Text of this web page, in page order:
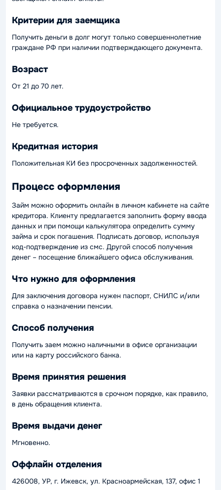
Критерии для заемщика
Получить деньги в долг могут только совершеннолетние
граждане РФ при наличии подтверждающего документа.
Возраст
От 21 до 70 лет.
Официальное трудоустройство
Не требуется.
Кредитная история
Положительная КИ без просроченных задолженностей.
Процесс оформления
Займ можно оформить онлайн в личном кабинете на сайте
кредитора. Клиенту предлагается заполнить форму ввода
данных и при помощи калькулятора определить сумму
займа и срок погашения. Подписать договор, используя
код-подтверждение из смс. Другой способ получения
денег – посещение ближайшего офиса обслуживания.
Что нужно для оформления
Для заключения договора нужен паспорт, СНИЛС и/или
справка о назначении пенсии.
Способ получения
Получить заем можно наличными в офисе организации
или на карту российского банка.
Время принятия решения
Заявки рассматриваются в срочном порядке, как правило,
в день обращения клиента.
Время выдачи денег
Мгновенно.
Оффлайн отделения
426008, УР, г. Ижевск, ул. Красноармейская, 137, офис 1